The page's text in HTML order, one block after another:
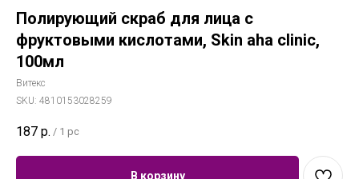
Полирующий скраб для лица с
фруктовыми кислотами, Skin aha clinic,
100мл
Витекс
SKU: 4810153028259
187 р. / 1 pc
В корзину